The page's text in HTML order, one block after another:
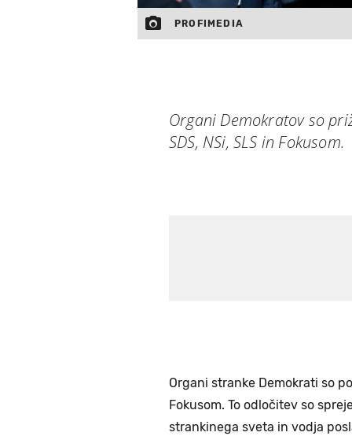
PROFIMEDIA
Organi Demokratov so
SDS, NSi, SLS in Fokusom.
Organi stranke Demokrati so
Fokusom. To odločitev so
strankinega sveta in vodja